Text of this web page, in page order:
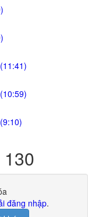
đăng nhập.